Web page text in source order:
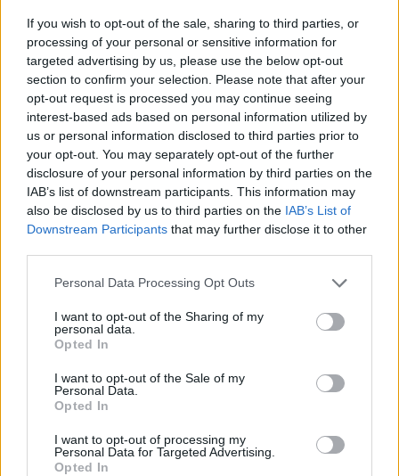
If you wish to opt-out of the sale, sharing to third parties, or
processing of your personal or sensitive information for
targeted advertising by us, please use the below opt-out
section to confirm your selection. Please note that after your
opt-out request is processed you may continue seeing
interest-based ads based on personal information utilized by
us or personal information disclosed to third parties prior to
your opt-out. You may separately opt-out of the further
disclosure of your personal information by third parties on the
IAB’s list of downstream participants. This information may
also be disclosed by us to third parties on the IAB’s List of
Downstream Participants that may further disclose it to other
Personal Data Processing Opt Outs
I want to opt-out of the Sharing of my
personal data.
Opted In
I want to opt-out of the Sale of my
Personal Data.
Opted In
I want to opt-out of processing my
Personal Data for Targeted Advertising.
Opted In
ΣΤΗΝ ΙΔΙΑ ΚΑΤΗΓΟΡΙΑ
Ισραηλινό ΥΠΕΞ προς τουρίστες
στην Ελλάδα: «Κρύψτε ότι
είστε Ισραηλινοί» λόγω
διαδηλώσεων
ΣΉΜΕΡΑ
Ταξιδιωτική προειδοποίηση εξέδωσε το
ισραηλινό υπουργείο Εξωτερικών ενόψει
της «ημέρας οργής» φιλοπαλαιστινιακών
οργανώσεων σε 36 σημεία της χώρας.
Επιτρέπεται να προσπεράσεις
περιπολικό; Τι λέει ο ΚΟΚ που
οι περισσότεροι αγνοούν
ΣΉΜΕΡΑ
συγκεκριμένοι κανόνες που κάθε οδηγός
Ασθενής χτύπησε νοσηλεύτρια
σε πόρτες ‑ Τι καταγγέλλει η